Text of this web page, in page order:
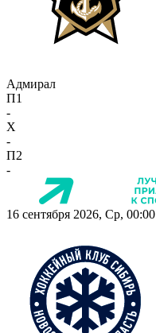
Адмирал
П1
-
X
-
П2
-
16 сентября 2026, Ср, 00:00